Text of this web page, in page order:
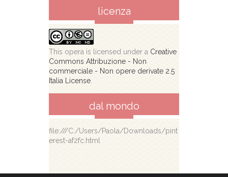
licenza
This opera is licensed under a Creative
Commons Attribuzione - Non
commerciale - Non opere derivate 2.5
Italia License.
dal mondo
file:///C:/Users/Paola/Downloads/pint
erest-af2fc.html